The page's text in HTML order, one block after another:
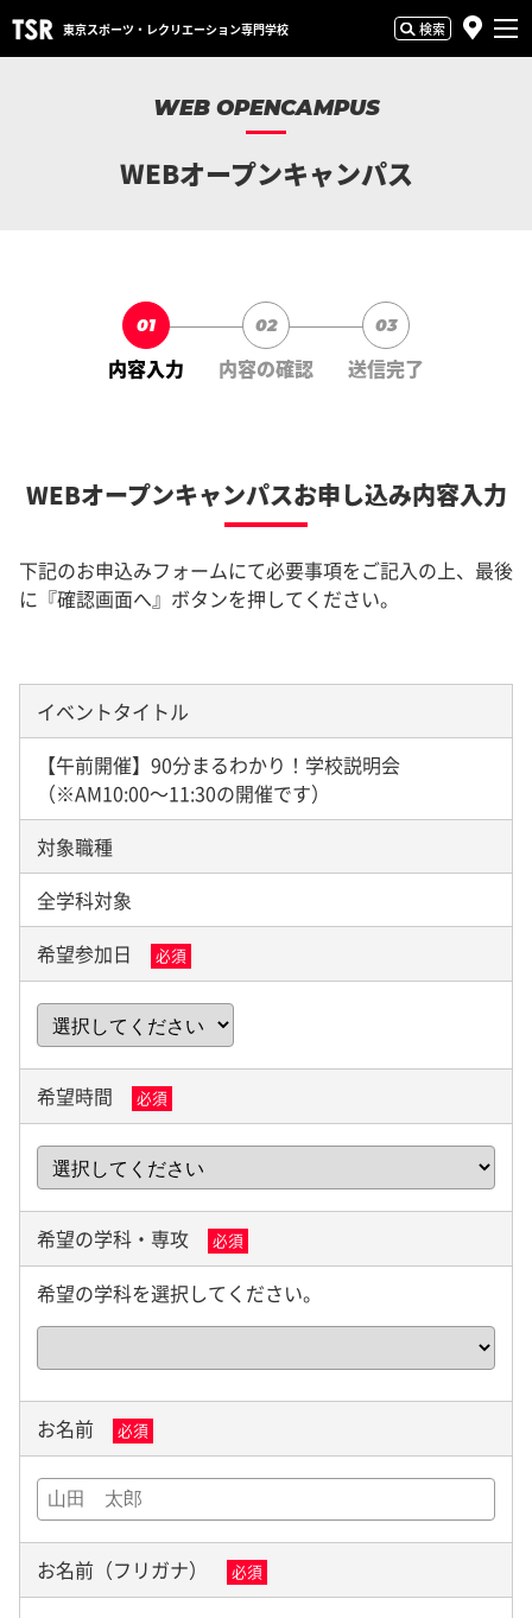
東京スポーツ・ レクリエーション専門学校 検索
WEB OPENCAMPUS
WEBオープンキャンパス
01
内容入力
02
内容の確認
03
送信完了
WEBオープンキャンパスお申し込み内容入力
下記のお申込みフォームにて必要事項をご記入の上、最後
に『確認画面へ』ボタンを押してください。
イベントタイトル
【午前開催】90分まるわかり！学校説明会
（※AM10:00～11:30の開催です）
対象職種
全学科対象
希望参加日
必須
希望時間 必須
希望の学科・専攻 必須
希望の学科を選択してください。
お名前 必須
お名前（フリガナ） 必須